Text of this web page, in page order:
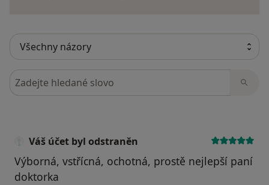
Hledejte v názorech
Váš účet byl odstraněn
Výborná, vstřícná, ochotná, prostě nejlepší paní
doktorka